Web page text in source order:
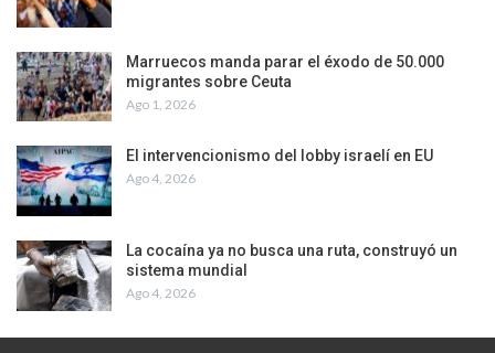
Marruecos manda parar el éxodo de 50.000
migrantes sobre Ceuta
Ago 1, 2026
El intervencionismo del lobby israelí en EU
Ago 4, 2026
La cocaína ya no busca una ruta, construyó un
sistema mundial
Ago 4, 2026